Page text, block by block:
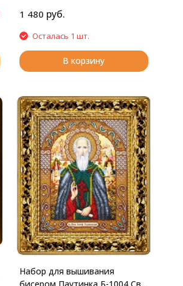
1 480 руб.
Осталась 1 шт.
В корзину
Набор для вышивания